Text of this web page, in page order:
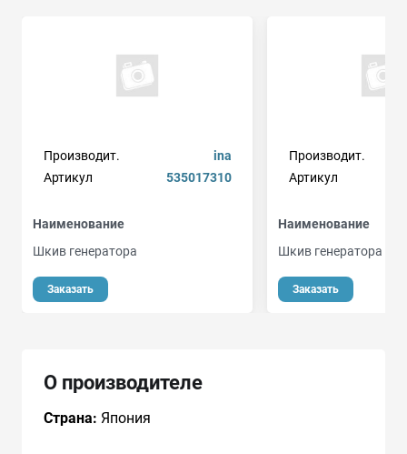
Производит.
ina
Артикул
535017310
Наименование
Шкив генератора
Заказать
Производит.
Артикул
Наименование
Шкив генератора
Заказать
О производителе
Страна: Япония